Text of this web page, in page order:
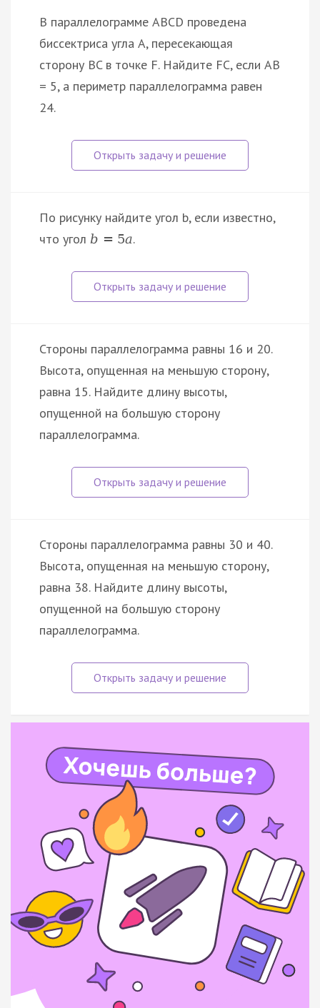
В параллелограмме ABCD проведена
биссектриса угла A, пересекающая
сторону BC в точке F. Найдите FC, если AB
= 5, а периметр параллелограмма равен
24.
По рисунку найдите угол b, если известно,
что угол b = 5a.
Стороны параллелограмма равны 16 и 20.
Высота, опущенная на меньшую сторону,
равна 15. Найдите длину высоты,
опущенной на большую сторону
параллелограмма.
Стороны параллелограмма равны 30 и 40.
Высота, опущенная на меньшую сторону,
равна 38. Найдите длину высоты,
опущенной на большую сторону
параллелограмма.